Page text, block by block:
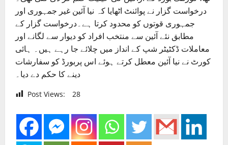
درخواست گزار نے پوائنٹ اٹھایا کہ نیا آئین غیر جمہوری اور
جمہوری قوتوں کو محدود کرتا ہے۔درخواست گزار کے
مطابق نئے آئین سے منتخب افراد کو دیوار سے لگانے اور
معاملات ڈکٹیٹر شپ کے انداز میں چلائے جا رہے ہیں۔ ہائی
کورٹ نے نیا آئین معطل کرتے ہوئے اس پربورڈ کو سفارشات
دینے کا حکم دے دیا۔
Post Views: 28